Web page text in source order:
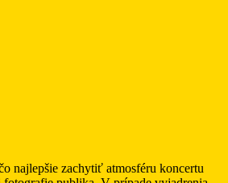
najlepšie zachytiť atmosféru koncertu